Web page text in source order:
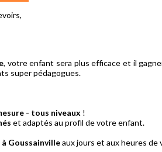
, votre enfant sera plus efficace et il
super pédagogues.
- tous niveaux !
et adaptés au profil de votre enfant.
Goussainvilleaux jours et aux heures de